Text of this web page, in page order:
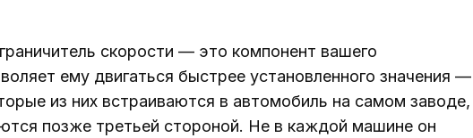
скорости — это компонент вашего
ему двигаться быстрее установленного значения —
из них встраиваются в автомобиль на самом заводе,
позже третьей стороной. Не в каждой машине он